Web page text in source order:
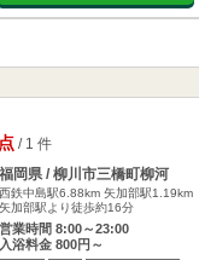
/ 1 件
福岡県 / 柳川市三橋町柳河
西鉄中島駅6.88km 矢加部駅1.19km
矢加部駅より徒歩約16分
営業時間 8:00～23:00
入浴料金 800円～